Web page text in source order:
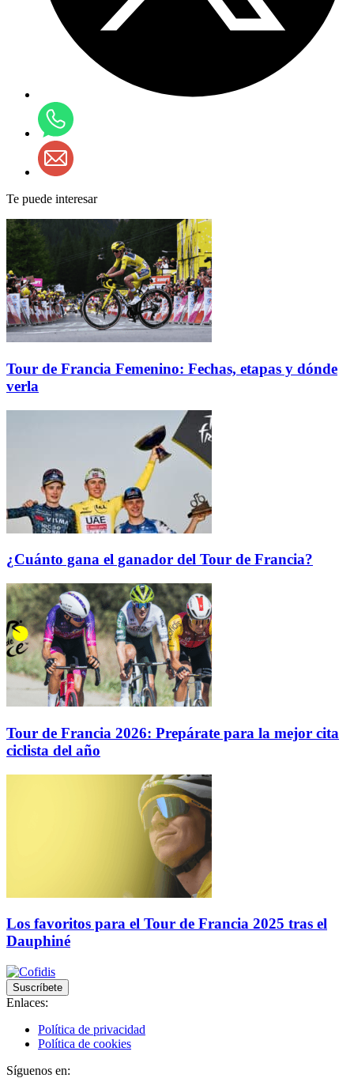
Te puede interesar
Tour de Francia Femenino: Fechas, etapas y dónde
verla
¿Cuánto gana el ganador del Tour de Francia?
Tour de Francia 2026: Prepárate para la mejor cita
ciclista del año
Los favoritos para el Tour de Francia 2025 tras el
Dauphiné
Suscríbete
Enlaces:
Política de privacidad
Política de cookies
Síguenos en: